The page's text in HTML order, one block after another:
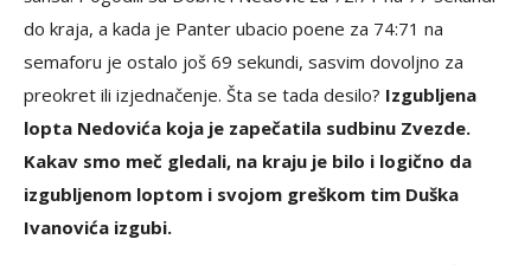
do kraja, a kada je Panter ubacio poene za 74:71 na
semaforu je ostalo još 69 sekundi, sasvim dovoljno za
preokret ili izjednačenje. Šta se tada desilo? Izgubljena
lopta Nedovića koja je zapečatila sudbinu Zvezde.
Kakav smo meč gledali, na kraju je bilo i logično da
izgubljenom loptom i svojom greškom tim Duška
Ivanovića izgubi.